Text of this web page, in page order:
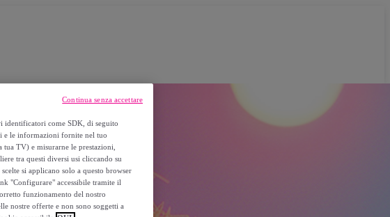
identificatori come SDK, di seguito
e le informazioni fornite nel tuo
TV) e misurarne le prestazioni,
tra questi diversi usi cliccando su
si applicano solo a questo browser
"Configurare" accessibile tramite il
funzionamento del nostro
nostre offerte e non sono soggetti a
Continua senza accettare